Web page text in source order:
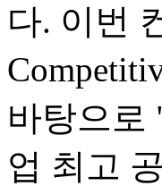
다. 이번
바탕으로
업 최고